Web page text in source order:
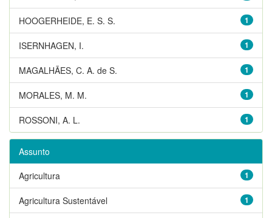
1
HOOGERHEIDE, E. S. S.
1
ISERNHAGEN, I.
1
MAGALHÃES, C. A. de S.
1
MORALES, M. M.
1
ROSSONI, A. L.
Assunto
1
Agricultura
1
Agricultura Sustentável